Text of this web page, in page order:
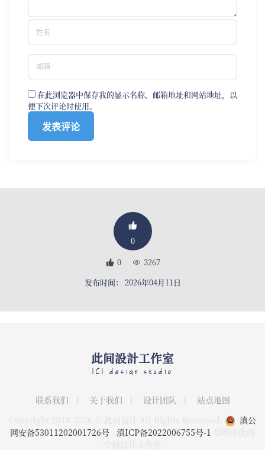
在此浏览器中保存我的显示名称、邮箱地址和网站地址，以
便下次评论时使用。
0
0
3267
发布时间： 2026年04月11日
此间設計工作室
ICI design studio
联系我们 关于我们 设计团队
站点地图
滇公
网安备53011202001726号
滇ICP备2022006755号-1